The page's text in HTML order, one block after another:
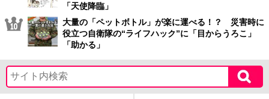
「天使降臨」
大量の「ペットボトル」が楽に運べる！？ 災害時に
役立つ自衛隊の“ライフハック”に「目からうろこ」
「助かる」